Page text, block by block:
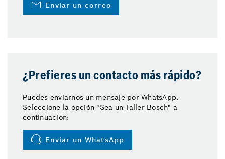
Enviar un correo
¿Prefieres un contacto más rápido?
Puedes enviarnos un mensaje por WhatsApp.
Seleccione la opción "Sea un Taller Bosch" a
continuación:
Enviar un WhatsApp